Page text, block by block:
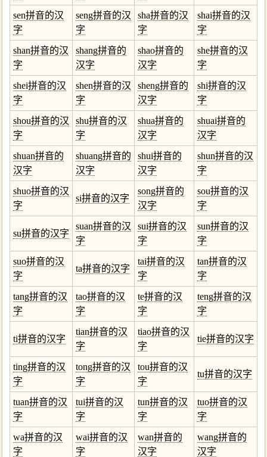
sen拼音的汉
字
seng拼音的汉
字
sha拼音的汉
字
shai拼音的汉
字
shan拼音的汉
字
shang拼音的
汉字
shao拼音的
汉字
she拼音的汉
字
shei拼音的汉
字
shen拼音的汉
字
sheng拼音的
汉字
shi拼音的汉
字
shou拼音的汉
字
shu拼音的汉
字
shua拼音的
汉字
shuai拼音的
汉字
shuan拼音的
汉字
shuang拼音的
汉字
shui拼音的
汉字
shun拼音的汉
字
shuo拼音的汉
字
si拼音的汉字
song拼音的
汉字
sou拼音的汉
字
su拼音的汉字
suan拼音的汉
字
sui拼音的汉
字
sun拼音的汉
字
suo拼音的汉
字
ta拼音的汉字
tai拼音的汉
字
tan拼音的汉
字
tang拼音的汉
字
tao拼音的汉
字
te拼音的汉
字
teng拼音的汉
字
ti拼音的汉字
tian拼音的汉
字
tiao拼音的汉
字
tie拼音的汉字
ting拼音的汉
字
tong拼音的汉
字
tou拼音的汉
字
tu拼音的汉字
tuan拼音的汉
字
tui拼音的汉
字
tun拼音的汉
字
tuo拼音的汉
字
wa拼音的汉
字
wai拼音的汉
字
wan拼音的
汉字
wang拼音的
汉字